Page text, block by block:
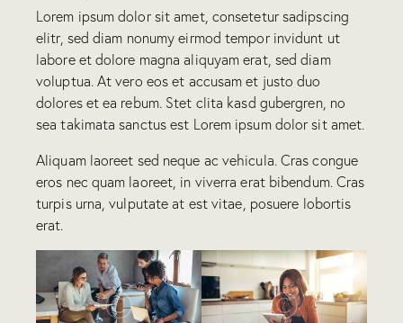
Lorem ipsum dolor sit amet, consetetur sadipscing
elitr, sed diam nonumy eirmod tempor invidunt ut
labore et dolore magna aliquyam erat, sed diam
voluptua. At vero eos et accusam et justo duo
dolores et ea rebum. Stet clita kasd gubergren, no
sea takimata sanctus est Lorem ipsum dolor sit amet.
Aliquam laoreet sed neque ac vehicula. Cras congue
eros nec quam laoreet, in viverra erat bibendum. Cras
turpis urna, vulputate at est vitae, posuere lobortis
erat.